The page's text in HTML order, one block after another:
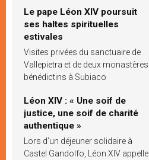
Le pape Léon XIV poursuit
ses haltes spirituelles
estivales
Visites privées du sanctuaire de
Vallepietra et de deux monastères
bénédictins à Subiaco
Léon XIV : « Une soif de
justice, une soif de charité
authentique »
Lors d’un déjeuner solidaire à
Castel Gandolfo, Léon XIV appelle